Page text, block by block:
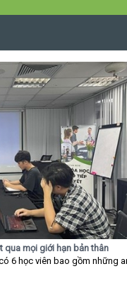
qua mọi giới hạn bản thân
6 học viên bao gồm những